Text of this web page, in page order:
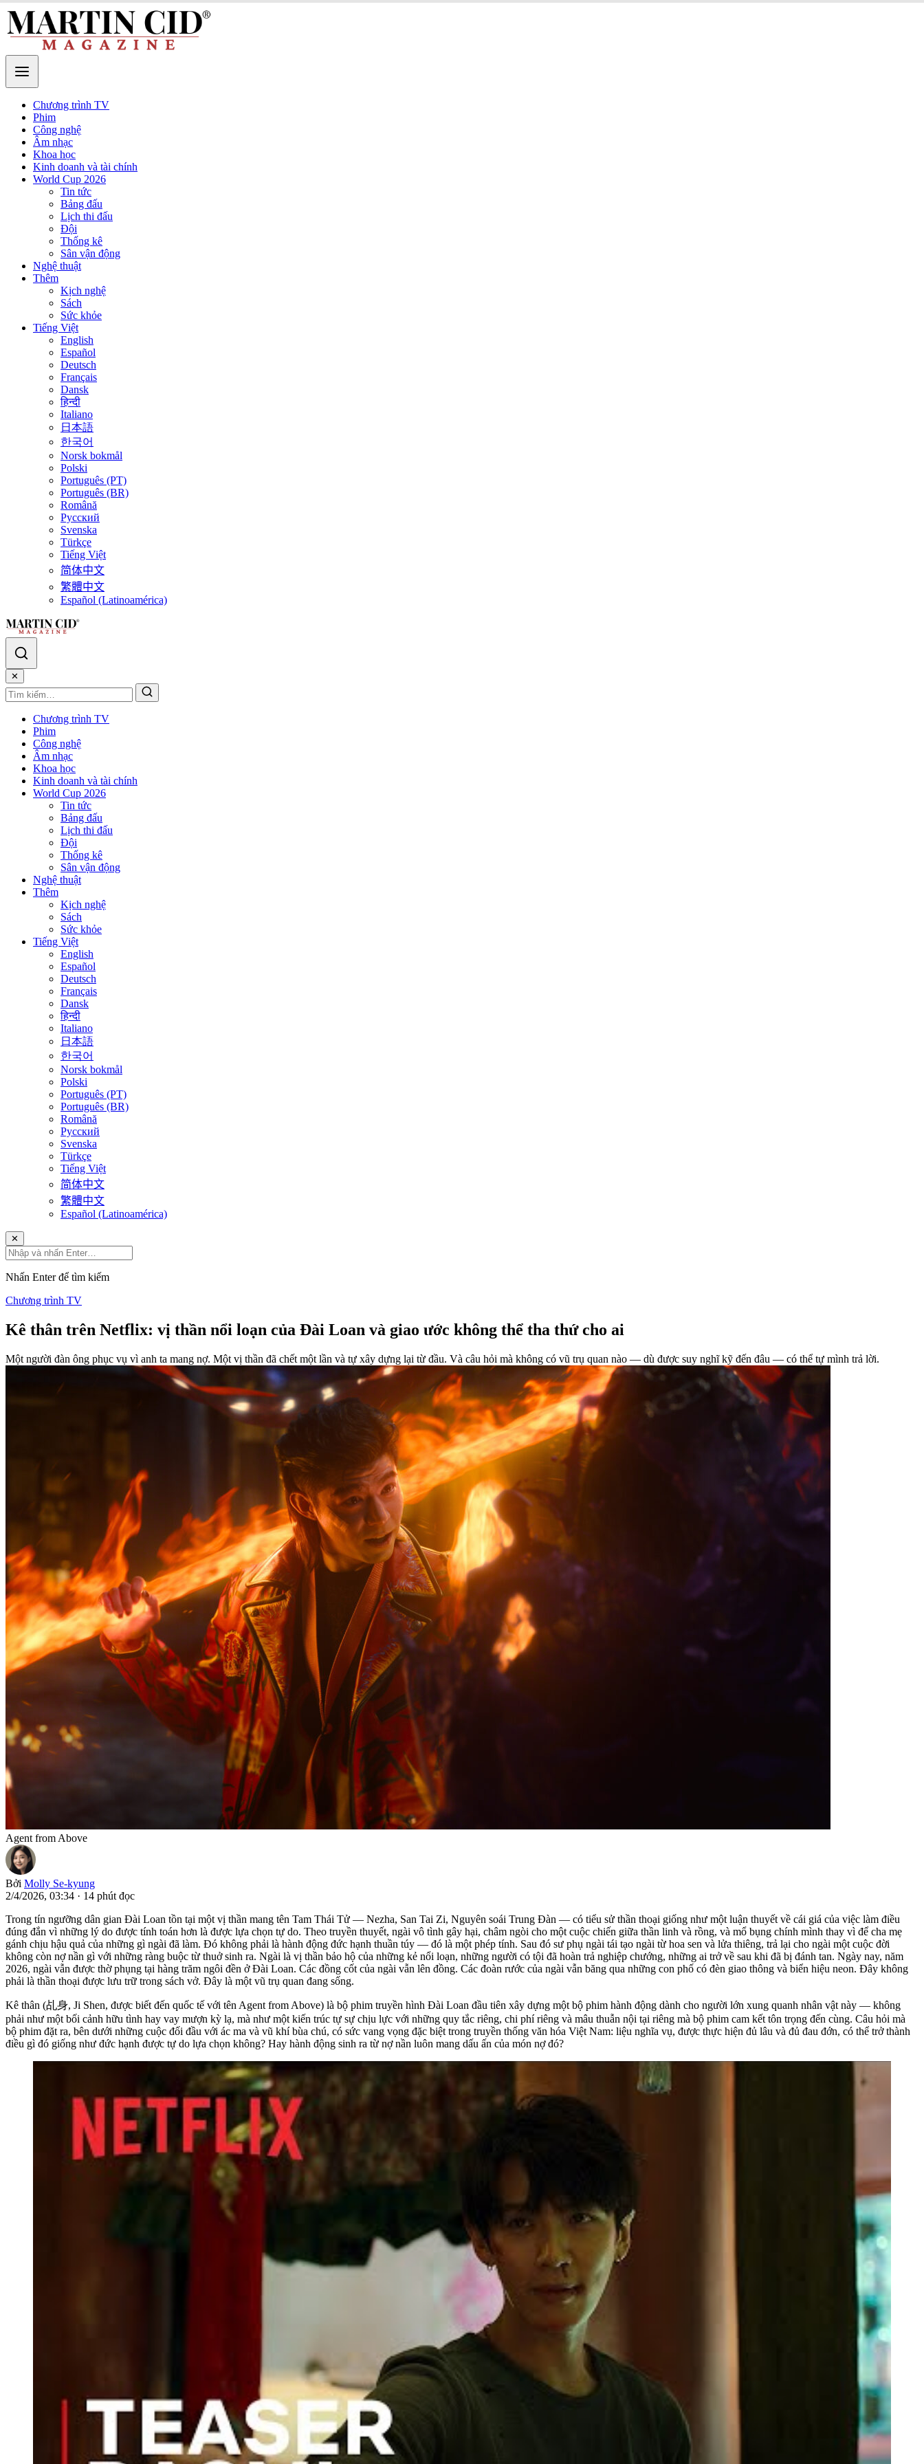
Chương trình TV
Phim
Công nghệ
Âm nhạc
Khoa học
Kinh doanh và tài chính
World Cup 2026
Tin tức
Bảng đấu
Lịch thi đấu
Đội
Thống kê
Sân vận động
Nghệ thuật
Thêm
Kịch nghệ
Sách
Sức khỏe
Tiếng Việt
English
Español
Deutsch
Français
Dansk
हिन्दी
Italiano
日本語
한국어
Norsk bokmål
Polski
Português (PT)
Português (BR)
Română
Русский
Svenska
Türkçe
Tiếng Việt
简体中文
繁體中文
Español (Latinoamérica)
✕
Chương trình TV
Phim
Công nghệ
Âm nhạc
Khoa học
Kinh doanh và tài chính
World Cup 2026
Tin tức
Bảng đấu
Lịch thi đấu
Đội
Thống kê
Sân vận động
Nghệ thuật
Thêm
Kịch nghệ
Sách
Sức khỏe
Tiếng Việt
English
Español
Deutsch
Français
Dansk
हिन्दी
Italiano
日本語
한국어
Norsk bokmål
Polski
Português (PT)
Português (BR)
Română
Русский
Svenska
Türkçe
Tiếng Việt
简体中文
繁體中文
Español (Latinoamérica)
✕
Nhấn Enter để tìm kiếm
Chương trình TV
Kê thân trên Netflix: vị thần nổi loạn của Đài Loan và giao ước không thể tha thứ cho ai
Một người đàn ông phục vụ vì anh ta mang nợ. Một vị thần đã chết một lần và tự xây dựng lại từ đầu. Và câu hỏi mà không có vũ trụ quan nào — dù được suy nghĩ kỹ đến đâu — có thể tự mình trả lời.
Agent from Above
Bởi Molly Se-kyung
2/4/2026, 03:34 · 14 phút đọc
Trong tín ngưỡng dân gian Đài Loan tồn tại một vị thần mang tên Tam Thái Tử — Nezha, San Tai Zi, Nguyên soái Trung Đàn — có tiểu sử thần thoại giống như một luận thuyết về cái giá của việc làm điều
đúng đắn vì những lý do được tính toán hơn là được lựa chọn tự do. Theo truyền thuyết, ngài vô tình gây hại, châm ngòi cho một cuộc chiến giữa thần linh và rồng, và mổ bụng chính mình thay vì để cha mẹ
gánh chịu hậu quả của những gì ngài đã làm. Đó không phải là hành động đức hạnh thuần túy — đó là một phép tính. Sau đó sư phụ ngài tái tạo ngài từ hoa sen và lửa thiêng, trả lại cho ngài một cuộc đời
không còn nợ nần gì với những ràng buộc từ thuở sinh ra. Ngài là vị thần bảo hộ của những kẻ nổi loạn, những người có tội đã hoàn trả nghiệp chướng, những ai trở về sau khi đã bị đánh tan. Ngày nay, năm
2026, ngài vẫn được thờ phụng tại hàng trăm ngôi đền ở Đài Loan. Các đồng cốt của ngài vẫn lên đồng. Các đoàn rước của ngài vẫn băng qua những con phố có đèn giao thông và biển hiệu neon. Đây không
phải là thần thoại được lưu trữ trong sách vở. Đây là một vũ trụ quan đang sống.
Kê thân (乩身, Ji Shen, được biết đến quốc tế với tên Agent from Above) là bộ phim truyền hình Đài Loan đầu tiên xây dựng một bộ phim hành động dành cho người lớn xung quanh nhân vật này — không
phải như một bối cảnh hữu tình hay vay mượn kỳ lạ, mà như một kiến trúc tự sự chịu lực với những quy tắc riêng, chi phí riêng và mâu thuẫn nội tại riêng mà bộ phim cam kết tôn trọng đến cùng. Câu hỏi mà
bộ phim đặt ra, bên dưới những cuộc đối đầu với ác ma và vũ khí bùa chú, có sức vang vọng đặc biệt trong truyền thống văn hóa Việt Nam: liệu nghĩa vụ, được thực hiện đủ lâu và đủ đau đớn, có thể trở thành
điều gì đó giống như đức hạnh được tự do lựa chọn không? Hay hành động sinh ra từ nợ nần luôn mang dấu ấn của món nợ đó?